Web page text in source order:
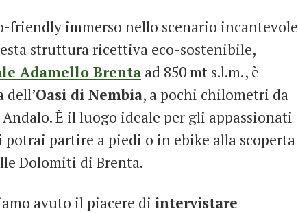
friendly immerso nello scenario incantevole
struttura ricettiva eco-sostenibile,
Adamello Brenta ad 850 mt s.l.m., è
Oasi di Nembia, a pochi chilometri da
È il luogo ideale per gli appassionati
potrai partire a piedi o in ebike alla scoperta
Dolomiti di Brenta.
avuto il piacere di intervistare